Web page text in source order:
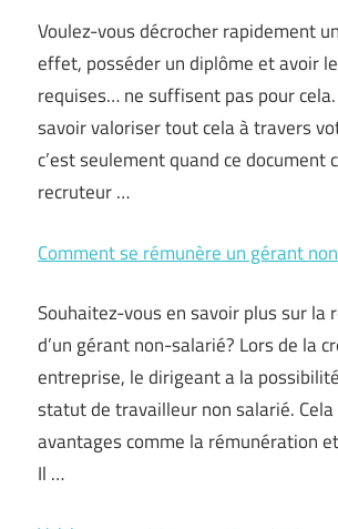
Voulez-vous décrocher rapidement
effet, posséder un diplôme et avoir
requises… ne suffisent pas pour
savoir valoriser tout cela à travers
c’est seulement quand ce document
recruteur …
Comment se rémunère un gérant
Souhaitez-vous en savoir plus sur la
d’un gérant non-salarié? Lors de la
entreprise, le dirigeant a la
statut de travailleur non salarié.
avantages comme la rémunération
Il …